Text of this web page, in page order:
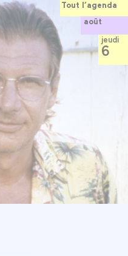
Tout l’agenda
août
jeudi
6